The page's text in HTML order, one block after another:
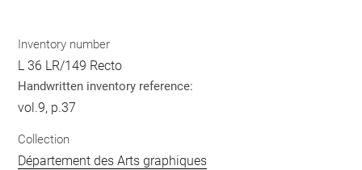
Inventory number
L 36 LR/149 Recto
Handwritten inventory reference:
vol.9, p.37
Collection
Département des Arts graphiques